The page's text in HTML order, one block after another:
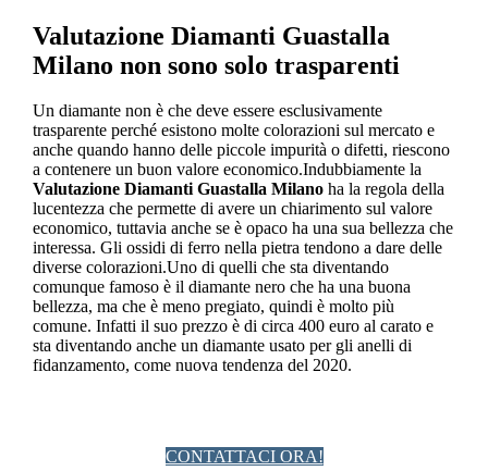
Valutazione Diamanti Guastalla
Milano non sono solo trasparenti
Un diamante non è che deve essere esclusivamente
trasparente perché esistono molte colorazioni sul mercato e
anche quando hanno delle piccole impurità o difetti, riescono
a contenere un buon valore economico.Indubbiamente la
Valutazione Diamanti Guastalla Milanoha la regola della
lucentezza che permette di avere un chiarimento sul valore
economico, tuttavia anche se è opaco ha una sua bellezza che
interessa. Gli ossidi di ferro nella pietra tendono a dare delle
diverse colorazioni.Uno di quelli che sta diventando
comunque famoso è il diamante nero che ha una buona
bellezza, ma che è meno pregiato, quindi è molto più
comune. Infatti il suo prezzo è di circa 400 euro al carato e
sta diventando anche un diamante usato per gli anelli di
fidanzamento, come nuova tendenza del 2020.
CONTATTACI ORA!